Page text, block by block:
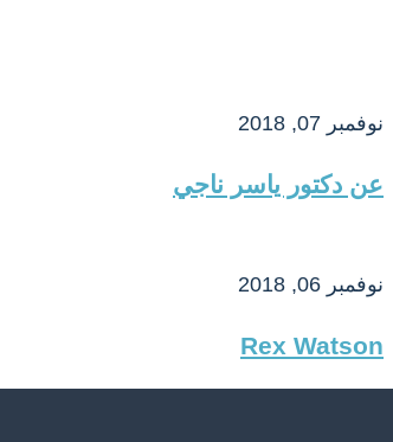
نوفمبر 07, 2018
عن دكتور ياسر ناجي
نوفمبر 06, 2018
Rex Watson